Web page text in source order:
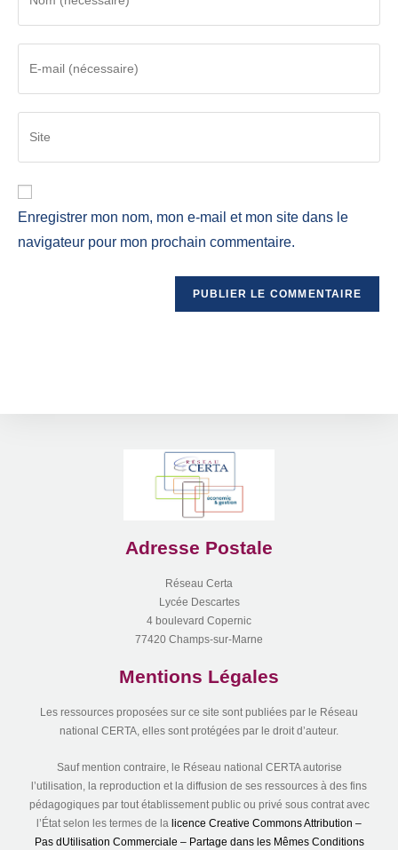
Enregistrer mon nom, mon e-mail et mon site dans le
navigateur pour mon prochain commentaire.
Adresse Postale
Réseau Certa
Lycée Descartes
4 boulevard Copernic
77420 Champs-sur-Marne
Mentions Légales
Les ressources proposées sur ce site sont publiées par le Réseau
national CERTA, elles sont protégées par le droit d’auteur.
Sauf mention contraire, le Réseau national CERTA autorise
l’utilisation, la reproduction et la diffusion de ses ressources à des fins
pédagogiques par tout établissement public ou privé sous contrat avec
l’État selon les termes de la licence Creative Commons Attribution –
Pas dUtilisation Commerciale – Partage dans les Mêmes Conditions